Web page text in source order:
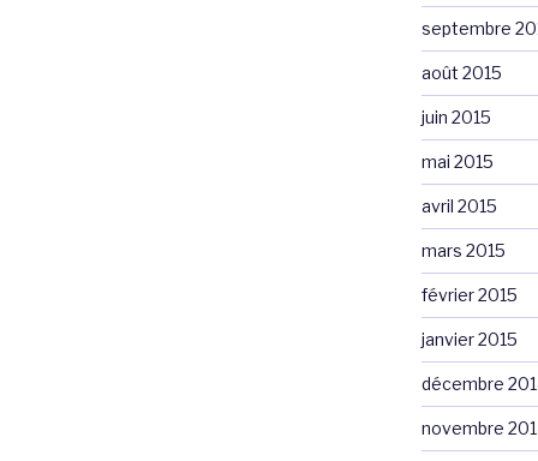
septembre
août 2015
juin 2015
mai 2015
avril 2015
mars 2015
février 2015
janvier 2015
décembre
novembre